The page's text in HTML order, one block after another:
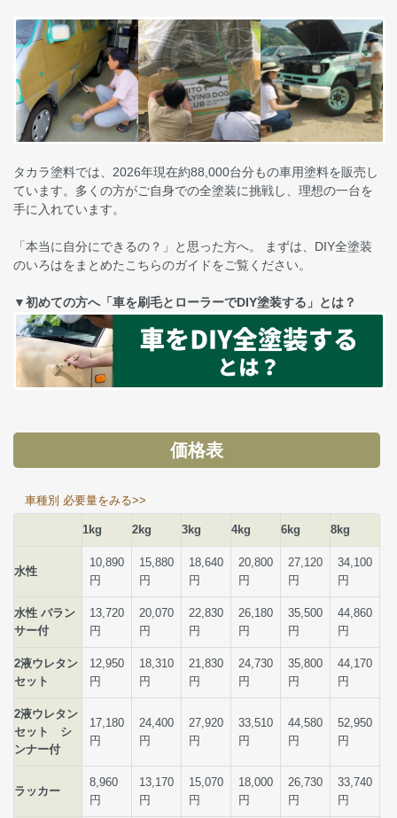
タカラ塗料では、2026年現在約88,000台分もの車用塗料を販売し
ています。多くの方がご自身での全塗装に挑戦し、理想の一台を
手に入れています。
「本当に自分にできるの？」と思った方へ。 まずは、DIY全塗装
のいろはをまとめたこちらのガイドをご覧ください。
▼初めての方へ「車を刷毛とローラーでDIY塗装する」とは？
価格表
車種別 必要量をみる>>